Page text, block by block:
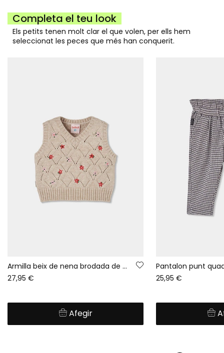
Completa el teu look
Els petits tenen molt clar el que volen, per ells hem
seleccionat les peces que més han conquerit.
Armilla beix de nena brodada de flors
27,95 €
Afegir
Pantalon punt
25,95 €